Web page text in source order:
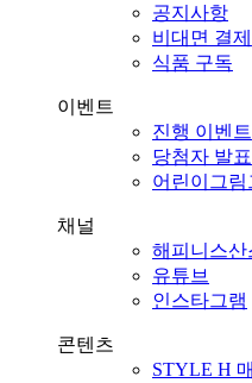
공지사항
비대면 결제
식품 구독
이벤트
진행 이벤트
당첨자 발표
어린이그림
채널
해피니스산
유튜브
인스타그램
콘텐츠
STYLE H